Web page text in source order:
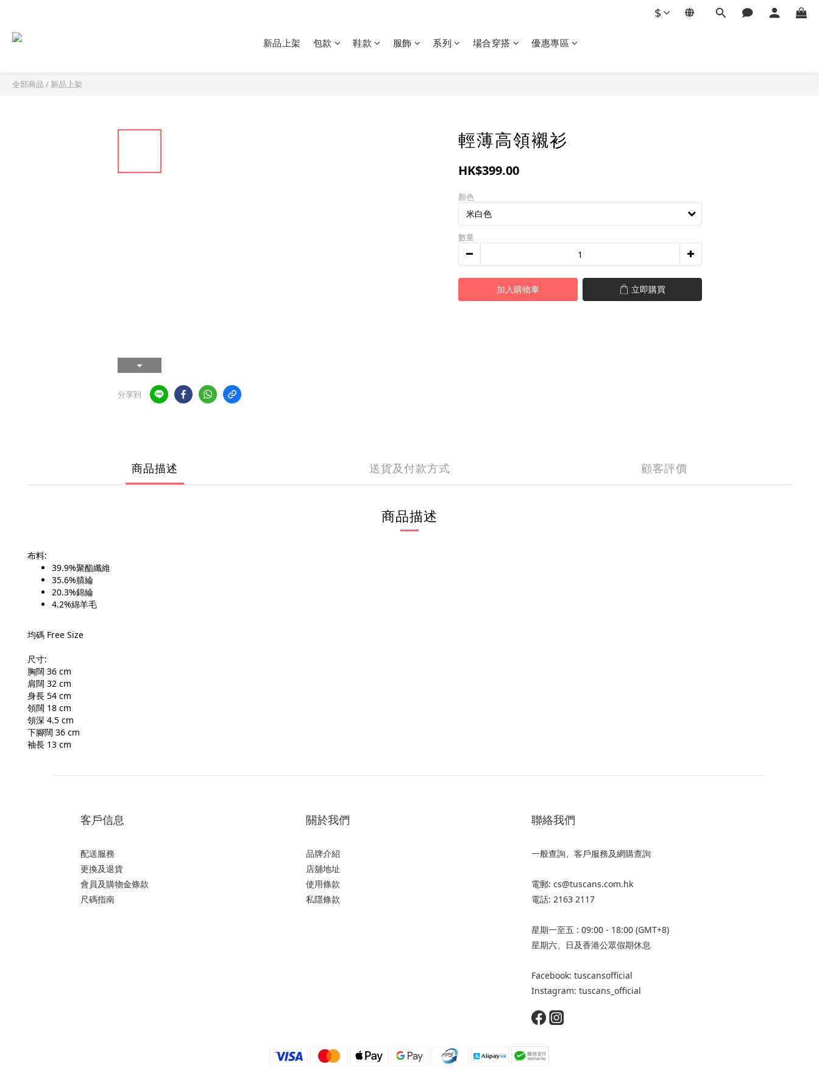
$
新品上架 包款 鞋款 服飾 系列 場合穿搭 優惠專區
全部商品 / 新品上架
分享到
輕薄高領襯衫
HK$399.00
顏色
數量
加入購物車 立即購買
商品描述 送貨及付款方式 顧客評價
商品描述
布料:
39.9%聚酯纖維
35.6%腈綸
20.3%錦綸
4.2%綿羊毛
均碼 Free Size
尺寸:
胸闊 36 cm
肩闊 32 cm
身長 54 cm
領闊 18 cm
領深 4.5 cm
下腳闊 36 cm
袖長 13 cm
客戶信息
配送服務
更換及退貨
會員及購物金條款
尺碼指南
關於我們
品牌介紹
店舖地址
使用條款
私隱條款
聯絡我們
一般查詢、客戶服務及網購查詢
電郵: cs@tuscans.com.hk
電話: 2163 2117
星期一至五 : 09:00 - 18:00 (GMT+8)
星期六、日及香港公眾假期休息
Facebook: tuscansofficial
Instagram: tuscans_official